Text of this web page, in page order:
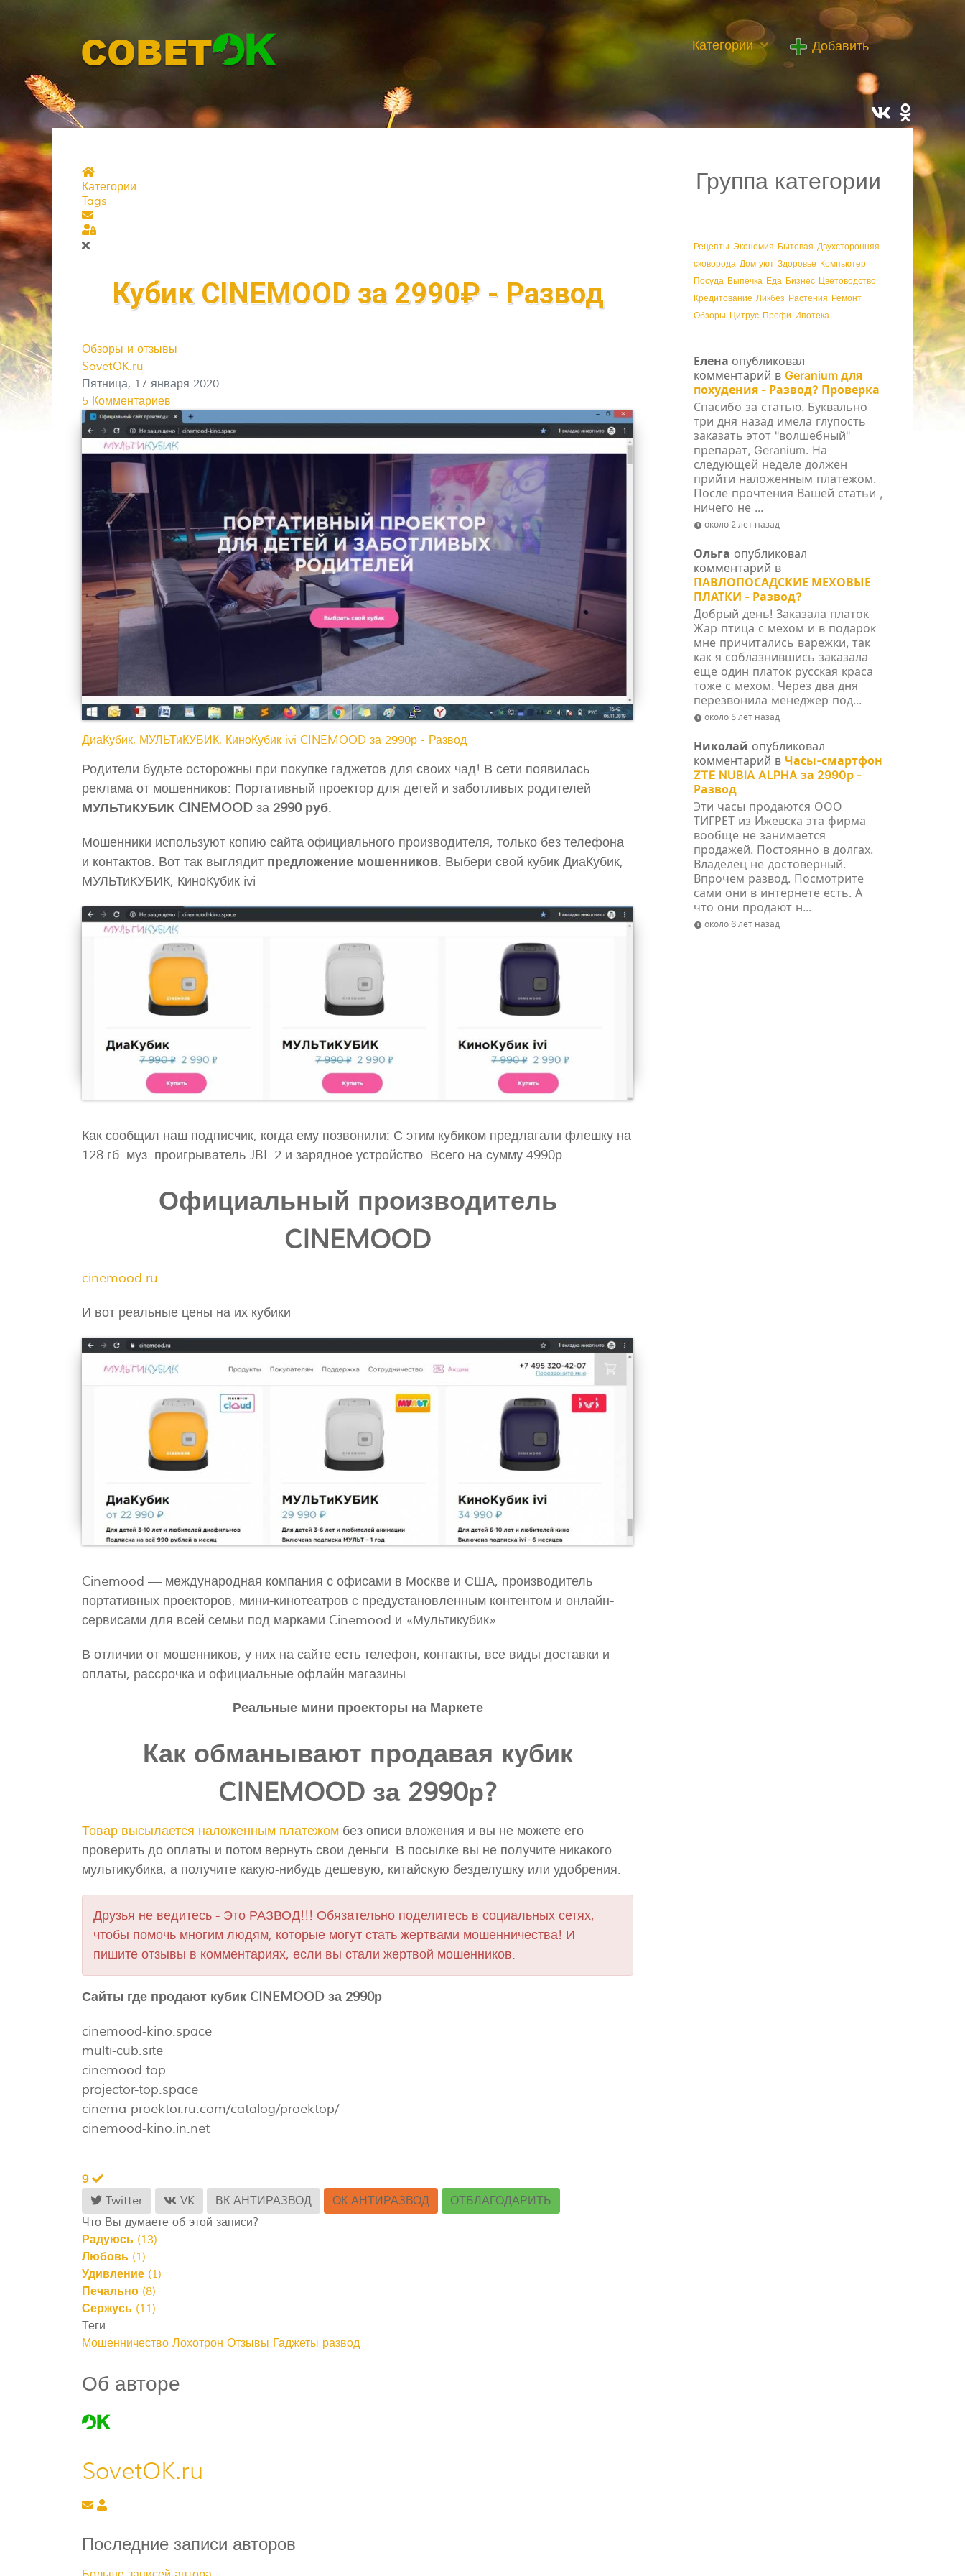
Категории Добавить
Главная страница
Категории
Tags
Подписаться на блог
Sign In
Кубик CINEMOOD за 2990₽ - Развод
Обзоры и отзывы
SovetOK.ru
Пятница, 17 января 2020
5 Комментариев
ДиаКубик, МУЛЬТиКУБИК, КиноКубик ivi CINEMOOD за 2990р - Развод
Родители будьте осторожны при покупке гаджетов для своих чад! В сети появилась
реклама от мошенников: Портативный проектор для детей и заботливых родителей
МУЛЬТиКУБИК CINEMOOD за 2990 руб.
Мошенники используют копию сайта официального производителя, только без телефона
и контактов. Вот так выглядит предложение мошенников: Выбери свой кубик ДиаКубик,
МУЛЬТиКУБИК, КиноКубик ivi
Как сообщил наш подписчик, когда ему позвонили: С этим кубиком предлагали флешку на
128 гб. муз. проигрыватель JBL 2 и зарядное устройство. Всего на сумму 4990р.
Официальный производитель
CINEMOOD
cinemood.ru
И вот реальные цены на их кубики
Cinemood — международная компания с офисами в Москве и США, производитель
портативных проекторов, мини-кинотеатров с предустановленным контентом и онлайн-
сервисами для всей семьи под марками Cinemood и «Мультикубик»
В отличии от мошенников, у них на сайте есть телефон, контакты, все виды доставки и
оплаты, рассрочка и официальные офлайн магазины.
Реальные мини проекторы на Маркете
Как обманывают продавая кубик
CINEMOOD за 2990р?
Товар высылается наложенным платежом без описи вложения и вы не можете его
проверить до оплаты и потом вернуть свои деньги. В посылке вы не получите никакого
мультикубика, а получите какую-нибудь дешевую, китайскую безделушку или удобрения.
Друзья не ведитесь - Это РАЗВОД!!! Обязательно поделитесь в социальных сетях,
чтобы помочь многим людям, которые могут стать жертвами мошенничества! И
пишите отзывы в комментариях, если вы стали жертвой мошенников.
Сайты где продают кубик CINEMOOD за 2990р
cinemood-kino.space
multi-cub.site
cinemood.top
projector-top.space
cinema-proektor.ru.com/catalog/proektop/
cinemood-kino.in.net
9
Twitter
VK ВК АНТИРАЗВОД ОК АНТИРАЗВОД
ОТБЛАГОДАРИТЬ
Что Вы думаете об этой записи?
Радуюсь (13)
Любовь (1)
Удивление (1)
Печально (8)
Сержусь (11)
Теги:
Мошенничество Лохотрон Отзывы Гаджеты развод
Об авторе
SovetOK.ru
Подписаться на обновление автора
SovetOK.ru
Последние записи авторов
Группа категории
Рецепты Экономия Бытовая Двухсторонняя
сковорода Дом уют Здоровье Компьютер
Посуда Выпечка Еда Бизнес Цветоводство
Кредитование Ликбез Растения Ремонт
Обзоры Цитрус Профи Ипотека
Елена опубликовал
комментарий в Geranium для
похудения - Развод? Проверка
Спасибо за статью. Буквально
три дня назад имела глупость
заказать этот "волшебный"
препарат, Geranium. На
следующей неделе должен
прийти наложенным платежом.
После прочтения Вашей статьи ,
ничего не ...
около 2 лет назад
Ольга опубликовал
комментарий в
ПАВЛОПОСАДСКИЕ МЕХОВЫЕ
ПЛАТКИ - Развод?
Добрый день! Заказала платок
Жар птица с мехом и в подарок
мне причитались варежки, так
как я соблазнившись заказала
еще один платок русская краса
тоже с мехом. Через два дня
перезвонила менеджер под...
около 5 лет назад
Николай опубликовал
комментарий в Часы-смартфон
ZTE NUBIA ALPHA за 2990р -
Развод
Эти часы продаются ООО
ТИГРЕТ из Ижевска эта фирма
вообще не занимается
продажей. Постоянно в долгах.
Владелец не достоверный.
Впрочем развод. Посмотрите
сами они в интернете есть. А
что они продают н...
около 6 лет назад